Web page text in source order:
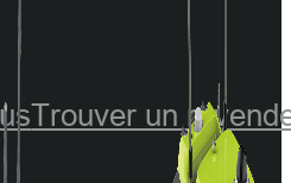
Trouver un